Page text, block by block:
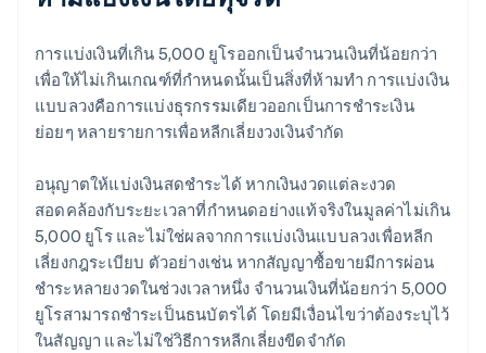
การแบ่งเงินที่เกิน 5,000 ยูโรออกเป็นจำนวนเงินที่น้อยกว่า
เพื่อให้ไม่เกินเกณฑ์ที่กำหนดนั้นเป็นสิ่งที่ห้ามทำ การแบ่งเงิน
แบบลวงคือการแบ่งธุรกรรมเดียวออกเป็นการชำระเงิน
ย่อยๆ หลายรายการเพื่อหลีกเลี่ยงวงเงินจำกัด
อนุญาตให้แบ่งเงินสดชำระได้ หากเงินงวดแต่ละงวด
สอดคล้องกับระยะเวลาที่กำหนดอย่างแท้จริงในมูลค่าไม่เกิน
5,000 ยูโร และไม่ใช่ผลจากการแบ่งเงินแบบลวงเพื่อหลีก
เลี่ยงกฎระเบียบ ตัวอย่างเช่น หากสัญญาซื้อขายมีการผ่อน
ชำระหลายงวดในช่วงเวลาหนึ่ง จำนวนเงินที่น้อยกว่า 5,000
ยูโรสามารถชำระเป็นธนบัตรได้ โดยมีเงื่อนไขว่าต้องระบุไว้
ในสัญญา และไม่ใช่วิธีการหลีกเลี่ยงขีดจำกัด